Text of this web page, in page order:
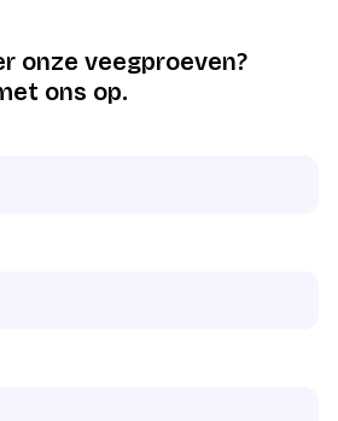
onze veegproeven?
ons op.